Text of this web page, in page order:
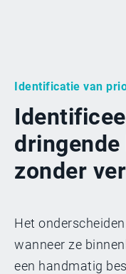
Identificatie van
zonder
Het
wanneer ze
een handmatig